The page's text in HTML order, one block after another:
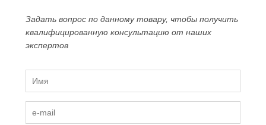
Задать вопрос по данному товару, чтобы получить
квалифицированную консультацию от наших
экспертов